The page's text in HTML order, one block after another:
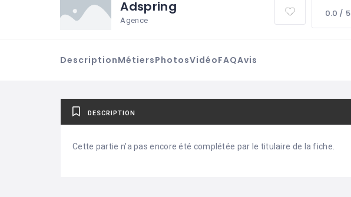
Adspring
Agence
0.0 / 5
DescriptionMétiersPhotosVidéoFAQAvis
DESCRIPTION
Cette partie n’a pas encore été complétée par le titulaire de la fiche.